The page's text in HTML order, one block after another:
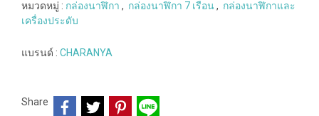
หมวดหมู่ : กล่องนาฬิกา , กล่องนาฬิกา 7 เรือน, กล่องนาฬิกาและ
เครื่องประดับ
แบรนด์ : CHARANYA
Share